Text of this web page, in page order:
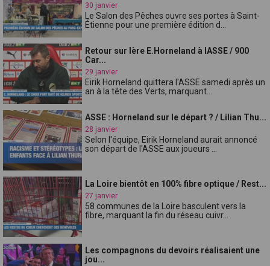
30 janvier
Le Salon des Pêches ouvre ses portes à Saint-
Étienne pour une première édition d...
Retour sur lère E.Horneland à lASSE / 900
Car...
29 janvier
Eirik Horneland quittera l'ASSE samedi après un
an à la tête des Verts, marquant...
ASSE : Horneland sur le départ ? / Lilian Thu...
28 janvier
Selon l'équipe, Eirik Horneland aurait annoncé
son départ de l'ASSE aux joueurs ...
La Loire bientôt en 100% fibre optique / Rest...
27 janvier
58 communes de la Loire basculent vers la
fibre, marquant la fin du réseau cuivr...
Les compagnons du devoirs réalisaient une
jou...